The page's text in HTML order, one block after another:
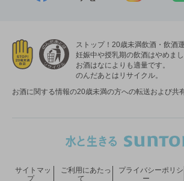
ストップ！20歳未満飲酒・飲酒運
妊娠中や授乳期の飲酒はやめまし
お酒はなによりも適量です。
のんだあとはリサイクル。
お酒に関する情報の20歳未満の方への転送および共
サイトマッ
プ
ご利用にあたっ
て
プライバシーポリシ
ー